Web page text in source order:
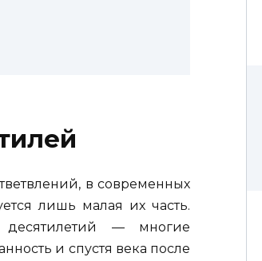
в современных
лишь малая их часть.
десятилетий — многие
и спустя века после